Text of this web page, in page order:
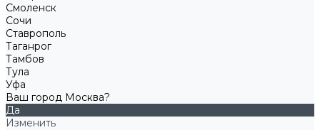
Смоленск
Сочи
Ставрополь
Таганрог
Тамбов
Тула
Уфа
Ваш город Москва?
Да
Изменить